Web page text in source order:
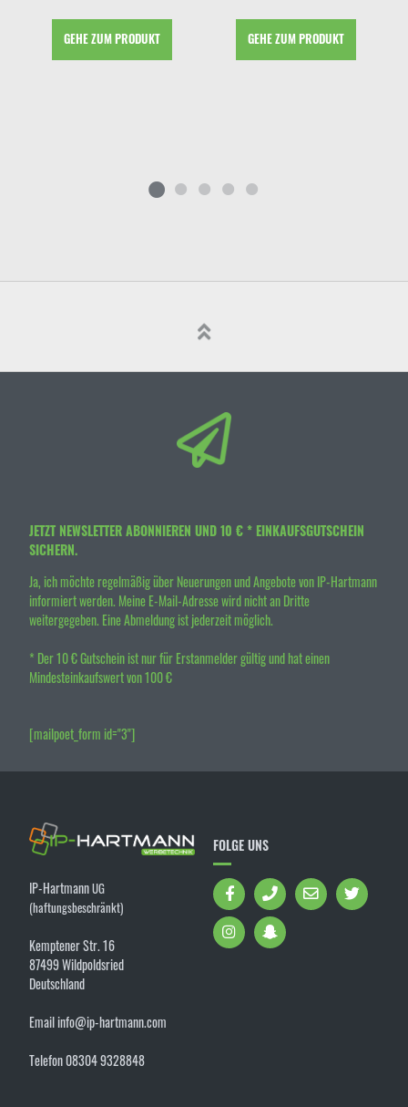
GEHE ZUM PRODUKT GEHE ZUM PRODUKT
JETZT NEWSLETTER ABONNIEREN UND 10 € * EINKAUFSGUTSCHEIN
SICHERN.
Ja, ich möchte regelmäßig über Neuerungen und Angebote von IP-Hartmann
informiert werden. Meine E-Mail-Adresse wird nicht an Dritte
weitergegeben. Eine Abmeldung ist jederzeit möglich.
* Der 10 € Gutschein ist nur für Erstanmelder gültig und hat einen
Mindesteinkaufswert von 100 €
[mailpoet_form id="3"]
IP-HartmannUG
(haftungsbeschränkt)
Kemptener Str. 16
87499 Wildpoldsried
Deutschland
Email info@ip-hartmann.com
Telefon 08304 9328848
FOLGE UNS